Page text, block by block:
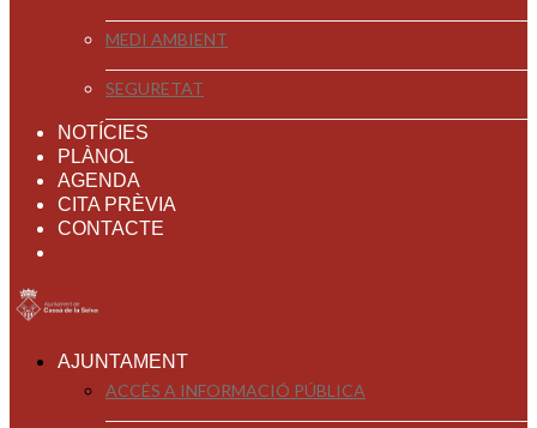
MEDI AMBIENT
SEGURETAT
NOTÍCIES
PLÀNOL
AGENDA
CITA PRÈVIA
CONTACTE
AJUNTAMENT
ACCÉS A INFORMACIÓ PÚBLICA